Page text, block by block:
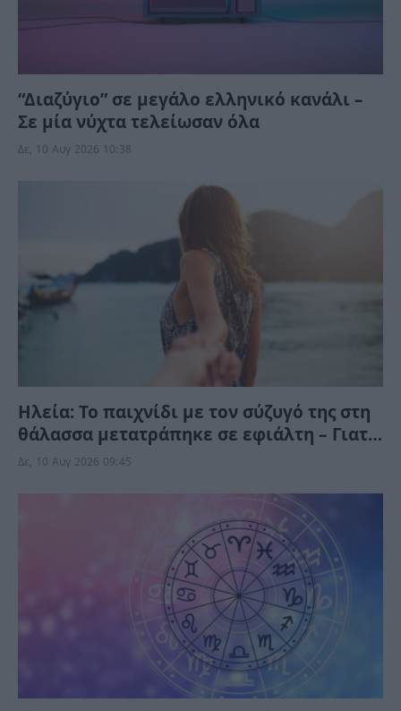
“Διαζύγιο” σε μεγάλο ελληνικό κανάλι –
Σε μία νύχτα τελείωσαν όλα
Δε, 10 Αυγ 2026 10:38
Ηλεία: Το παιχνίδι με τον σύζυγό της στη
θάλασσα μετατράπηκε σε εφιάλτη – Γιατί
τον συνέλαβαν;
Δε, 10 Αυγ 2026 09:45